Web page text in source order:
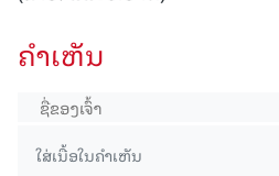
ຄໍາເຫັນ